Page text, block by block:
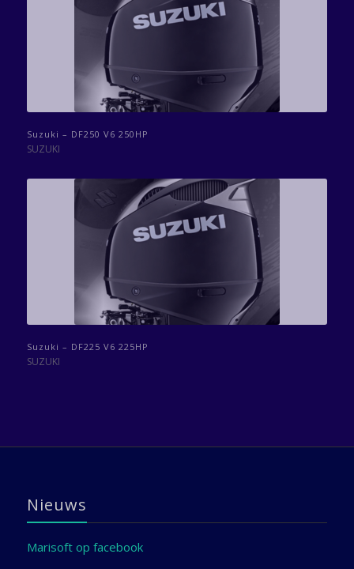
Suzuki – DF250 V6 250HP
SUZUKI
Suzuki – DF225 V6 225HP
SUZUKI
Nieuws
Marisoft op facebook